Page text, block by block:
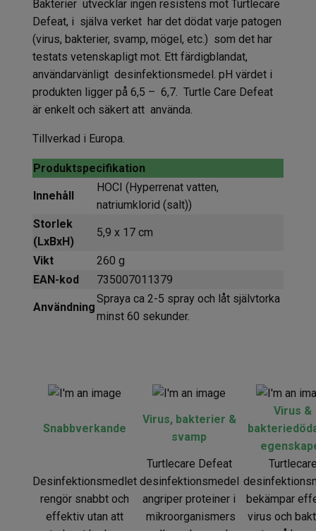
Bakterier utvecklar ingen resistens mot Turtlecare
Defeat, i själva verket har det dödat varje patogen
(virus, bakterier, svamp, mögel, etc.) som det har
testats vetenskapligt mot. Ett färdigblandat,
användarvänligt desinfektionsmedel. pH värdet i
produkten ligger på 6,5 – 6,7. Turtle Care Defeat
är enkelt och säkert att använda.
Tillverkad i Europa.
Produktspecifikation
Innehåll
HOCI (Hyperrenat vatten,
natriumklorid (salt))
Storlek
(LxBxH)
5,9 x 17 cm
Vikt
260 g
EAN-kod
735007011379
Användning
Spraya ca 2-5 spray och låt självtorka
minst 60 sekunder.
Snabbverkande
Virus, bakterier &
svamp
Virus &
Desinfektionsmedlet
rengör snabbt och
effektiv utan att
Turtlecare Defeat
desinfektionsmedel
angriper proteiner i
mikroorganismers
bekämpar
virus och